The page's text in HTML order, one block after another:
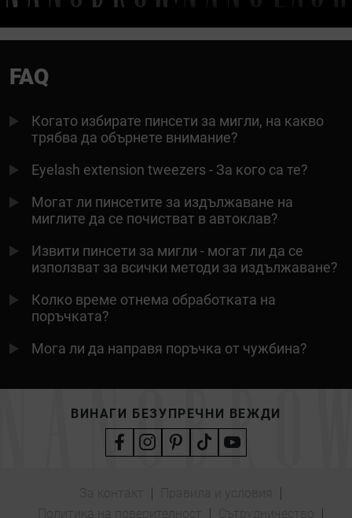
FAQ
Когато избирате пинсети за мигли, на какво
трябва да обърнете внимание?
Eyelash extension tweezers - За кого са те?
Могат ли пинсетите за издължаване на
миглите да се почистват в автоклав?
Извити пинсети за мигли - могат ли да се
използват за всички методи за издължаване?
Колко време отнема обработката на
поръчката?
Мога ли да направя поръчка от чужбина?
ВИНАГИ БЕЗУПРЕЧНИ ВЕЖДИ